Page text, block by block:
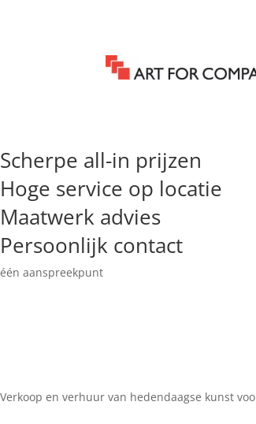
Scherpe all-in prijzen
Hoge service op locatie
Maatwerk advies
Persoonlijk contact
één aanspreekpunt
Verkoop en verhuur van hedendaagse kunst